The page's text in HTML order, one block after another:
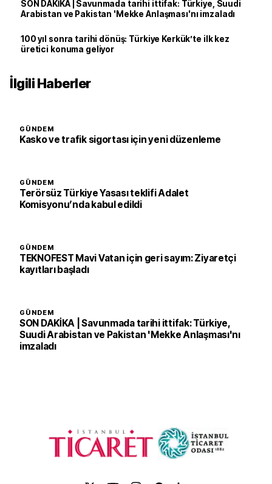
SON DAKİKA | Savunmada tarihi ittifak: Türkiye, Suudi
Arabistan ve Pakistan 'Mekke Anlaşması'nı imzaladı
100 yıl sonra tarihi dönüş: Türkiye Kerkük’te ilk kez
üretici konuma geliyor
İlgili Haberler
GÜNDEM
Kasko ve trafik sigortası için yeni düzenleme
GÜNDEM
Terörsüz Türkiye Yasası teklifi Adalet
Komisyonu’nda kabul edildi
GÜNDEM
TEKNOFEST Mavi Vatan için geri sayım: Ziyaretçi
kayıtları başladı
GÜNDEM
SON DAKİKA | Savunmada tarihi ittifak: Türkiye,
Suudi Arabistan ve Pakistan 'Mekke Anlaşması'nı
imzaladı